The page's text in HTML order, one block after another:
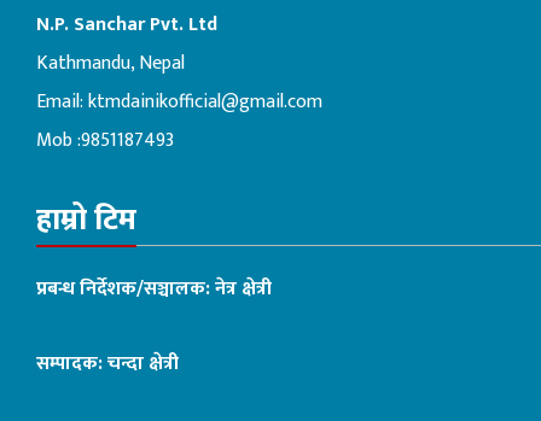
N.P. Sanchar Pvt. Ltd
Kathmandu, Nepal
Email:ktmdainikofficial@gmail.com
Mob :9851187493
हाम्रो टिम
प्रबन्ध निर्देशक/सञ्चालक: नेत्र क्षेत्री
सम्पादक: चन्दा क्षेत्री